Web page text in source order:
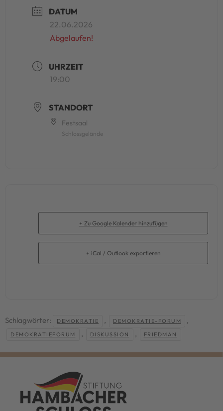
DATUM
22.06.2026
Abgelaufen!
UHRZEIT
19:00
STANDORT
Festsaal
Schlossgelände
+ Zu Google Kalender hinzufügen
+ iCal / Outlook exportieren
Schlagwörter: DEMOKRATIE , DEMOKRATIE-FORUM ,
DEMOKRATIEFORUM , DISKUSSION , FRIEDMAN